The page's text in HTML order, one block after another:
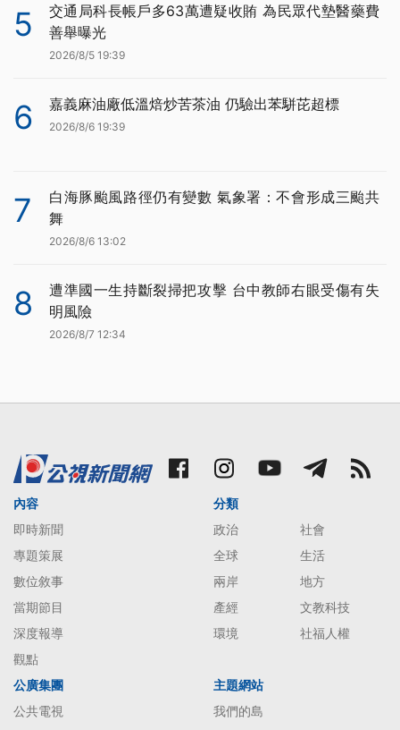
5
交通局科長帳戶多63萬遭疑收賄 為民眾代墊醫藥費
善舉曝光
2026/8/5 19:39
6 嘉義麻油廠低溫焙炒苦茶油 仍驗出苯駢芘超標
2026/8/6 19:39
7
白海豚颱風路徑仍有變數 氣象署：不會形成三颱共
舞
2026/8/6 13:02
8
遭準國一生持斷裂掃把攻擊 台中教師右眼受傷有失
明風險
2026/8/7 12:34
內容
即時新聞
專題策展
數位敘事
當期節目
深度報導
觀點
分類
政治
社會
全球
生活
兩岸
地方
產經
文教科技
環境
社福人權
公廣集團
公共電視
主題網站
我們的島